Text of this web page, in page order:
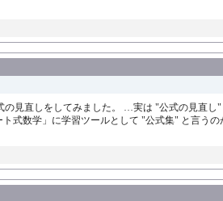
見直しをしてみました。 …実は "公式の見直し
式数学」に学習ツールとして "公式集" と言うの